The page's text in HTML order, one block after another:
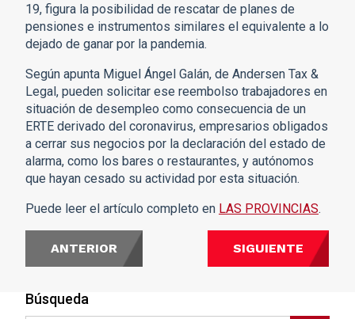
Búsqueda
19, figura la posibilidad de rescatar de planes de
pensiones e instrumentos similares el equivalente a lo
dejado de ganar por la pandemia.
Según apunta Miguel Ángel Galán, de Andersen Tax &
Legal, pueden solicitar ese reembolso trabajadores en
situación de desempleo como consecuencia de un
ERTE derivado del coronavirus, empresarios obligados
a cerrar sus negocios por la declaración del estado de
alarma, como los bares o restaurantes, y autónomos
que hayan cesado su actividad por esta situación.
Puede leer el artículo completo en LAS PROVINCIAS.
ANTERIOR SIGUIENTE